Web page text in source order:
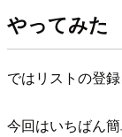
やってみた
ではリストの登
今回はいちばん